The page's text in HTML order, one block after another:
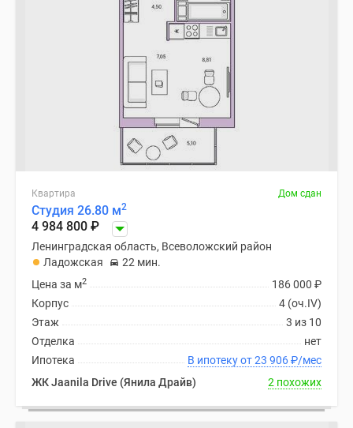
Квартира Дом сдан
Студия 26.80 м2
4 984 800 ₽
Ленинградская область, Всеволожский район
Ладожская
22 мин.
186 000 ₽
Цена за м2
4 (оч.IV)
Корпус
3 из 10
Этаж
нет
Отделка
В ипотеку от 23 906₽/мес
Ипотека
ЖК Jaanila Drive (Янила Драйв)
2 похожих